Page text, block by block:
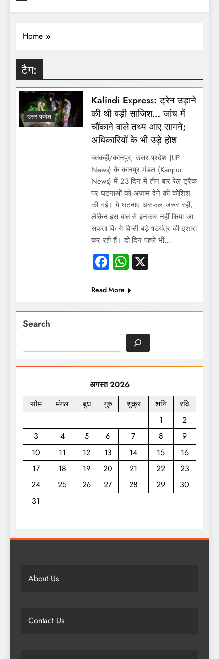
Home
टैग:
उत्तर प्रदेश
Kalindi Express: ट्रेन उड़ाने
की थी बड़ी साजिश… जांच में
चौंकाने वाले तथ्य आए सामने;
अधिकारियों के भी उड़े होश
बतकही/कानपुर; उत्तर प्रदेश (UP
News) के कानपुर मंडल (Kanpur
News) में 23 दिन में तीन बार रेल ट्रैक
पर घटनाओं को अंजाम देने की कोशिश
की गई। ये घटनाएं असफल जरूर रहीं,
लेकिन इस बात से इनकार नहीं किया जा
सकता कि ये किसी बड़े षडयंत्र की इशारा
कर रही हैं। दो दिन पहले भी…
Facebook
WhatsApp
X
Read More
Search
अगस्त 2026
सोम
मंगल बुध गुरु शुक्र शनि
रवि
1
2
3
4 5 6 7 8
9
10
11 12 13 14 15
16
17
18 19 20 21 22
23
24
25 26 27 28 29
30
31
About Us
Contact Us